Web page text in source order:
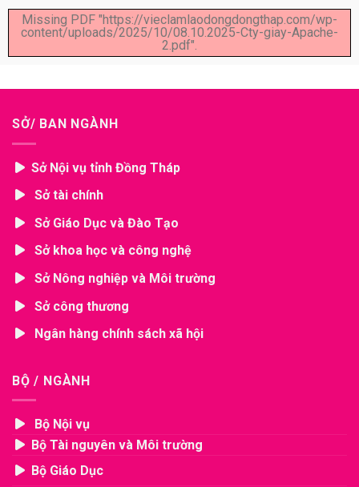
Missing PDF "https://vieclamlaodongdongthap.com/wp-
content/uploads/2025/10/08.10.2025-Cty-giay-Apache-
2.pdf".
SỞ/ BAN NGÀNH
Sở Nội vụ tỉnh Đồng Tháp
Sở tài chính
Sở Giáo Dục và Đào Tạo
Sở khoa học và công nghệ
Sở Nông nghiệp và Môi trường
Sở công thương
Ngân hàng chính sách xã hội
BỘ / NGÀNH
Bộ Nội vụ
Bộ Tài nguyên và Môi trường
Bộ Giáo Dục